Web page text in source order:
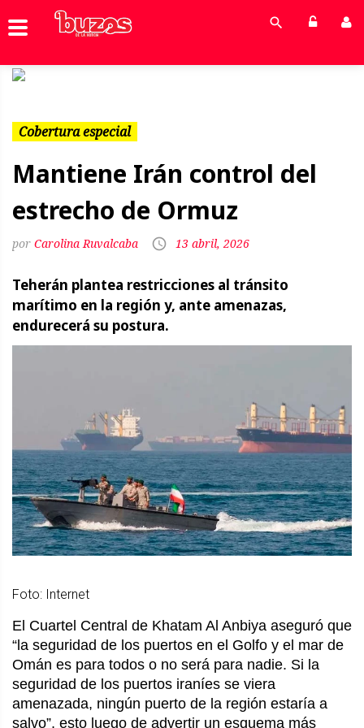
Cobertura especial
Mantiene Irán control del
estrecho de Ormuz
Carolina Ruvalcaba 13 abril, 2026
Teherán plantea restricciones al tránsito
marítimo en la región y, ante amenazas,
endurecerá su postura.
Foto: Internet
El Cuartel Central de Khatam Al Anbiya aseguró que
“la seguridad de los puertos en el Golfo y el mar de
Omán es para todos o no será para nadie. Si la
seguridad de los puertos iraníes se viera
amenazada, ningún puerto de la región estaría a
salvo”, esto luego de advertir un esquema más